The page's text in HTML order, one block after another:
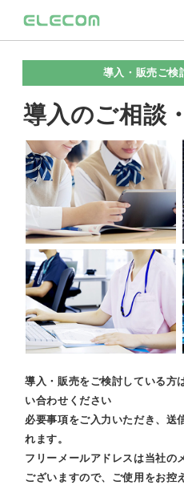
導入・販売ご検
導入のご相談
導入・販売をご検討している方
い合わせください
必要事項をご入力いただき、送
れます。
フリーメールアドレスは当社の
ございますので、ご使用をお控